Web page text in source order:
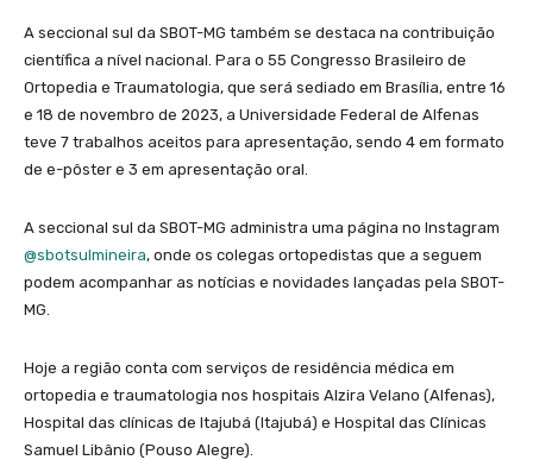
A seccional sul da SBOT-MG também se destaca na contribuição
científica a nível nacional. Para o 55 Congresso Brasileiro de
Ortopedia e Traumatologia, que será sediado em Brasília, entre 16
e 18 de novembro de 2023, a Universidade Federal de Alfenas
teve 7 trabalhos aceitos para apresentação, sendo 4 em formato
de e-pôster e 3 em apresentação oral.
A seccional sul da SBOT-MG administra uma página no Instagram
@sbotsulmineira, onde os colegas ortopedistas que a seguem
podem acompanhar as notícias e novidades lançadas pela SBOT-
MG.
Hoje a região conta com serviços de residência médica em
ortopedia e traumatologia nos hospitais Alzira Velano (Alfenas),
Hospital das clínicas de Itajubá (Itajubá) e Hospital das Clínicas
Samuel Libânio (Pouso Alegre).